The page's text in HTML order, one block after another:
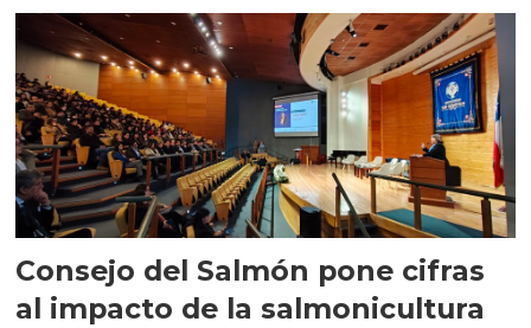
Consejo del Salmón pone cifras
al impacto de la salmonicultura